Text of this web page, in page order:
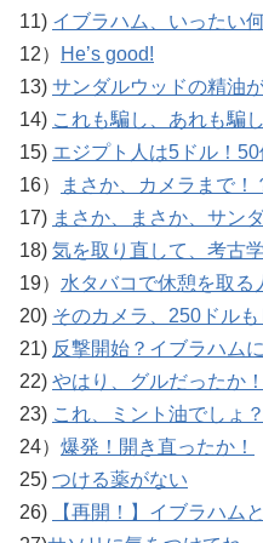
11) イブラハム、いったい
12）
He’s good!
13) サンダルウッドの精油
14) これも騙し、あれも騙
15) エジプト人は5ドル！
16）
まさか、カメラまで！
17) まさか、まさか、サン
18) 気を取り直して、考古
19） 水タバコで休憩を取る
20) そのカメラ、250ドルも
21) 反撃開始？イブラハム
22) やはり、グルだったか！
23) これ、ミント油でしょ？
24） 爆発！開き直ったか！
25) つける薬がない
26)
【再開！】イブラハム